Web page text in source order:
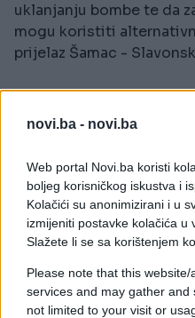
novi.ba - novi.ba
Web portal Novi.ba koristi
boljeg korisničkog iskustva i
Kolačići su anonimizirani i u
izmijeniti postavke kolačića u
Slažete li se sa korištenjem
Please note that this
services and may gather
not limited to your visit or
uklanjanju bombe te da
mogu koristiti
prijelaz Šamac -
#granica
#Ministarstvo
#uklanjanje bombe